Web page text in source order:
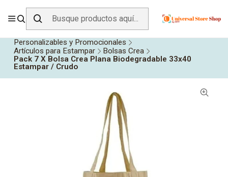
ENVÍO GRATIS SOBRE$19.990EN ZONA CENTRO
Personalizables y Promocionales
Artículos para Estampar
Bolsas Crea
Pack 7 X Bolsa Crea Plana Biodegradable 33x40
Estampar / Crudo